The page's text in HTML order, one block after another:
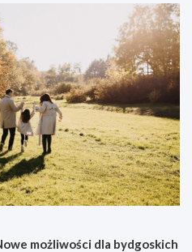
możliwości dla bydgoskich